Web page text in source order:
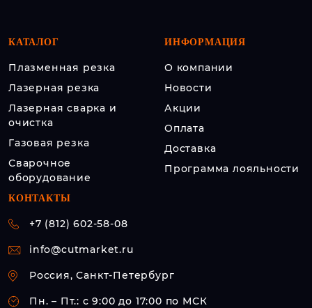
КАТАЛОГ
Плазменная резка
Лазерная резка
Лазерная сварка и
очистка
Газовая резка
Сварочное
оборудование
ИНФОРМАЦИЯ
О компании
Новости
Акции
Оплата
Доставка
Программа лояльности
КОНТАКТЫ
+7 (812) 602-58-08
info@cutmarket.ru
Россия, Санкт-Петербург
Пн. – Пт.: с 9:00 до 17:00 по МСК